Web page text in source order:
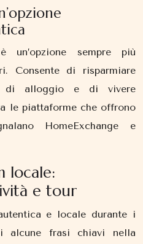
sempre più
Consente di risparmiare
di alloggio e di vivere
le piattaforme che offrono
HomeExchange e
locale:
e tour
e locale durante i
alcune frasi chiavi nella